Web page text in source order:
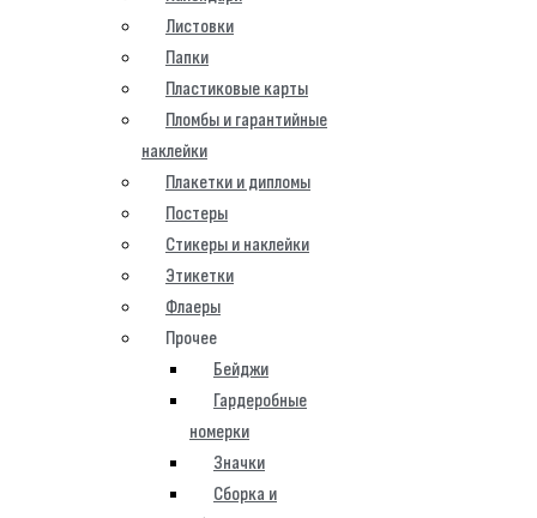
Листовки
Папки
Пластиковые карты
Пломбы и гарантийные
наклейки
Плакетки и дипломы
Постеры
Стикеры и наклейки
Этикетки
Флаеры
Прочее
Бейджи
Гардеробные
номерки
Значки
Сборка и